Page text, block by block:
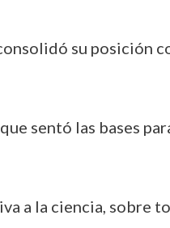
su posición
sentó las bases
a la ciencia, sobre